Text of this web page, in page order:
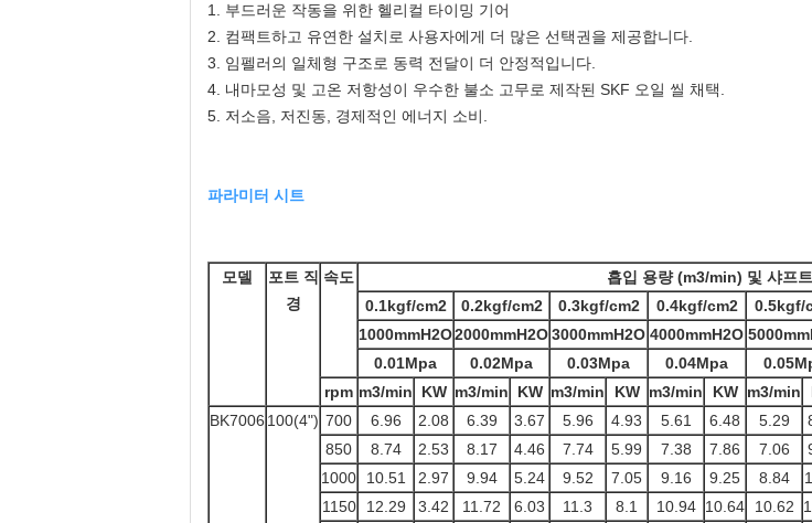
1. 부드러운 작동을 위한 헬리컬 타이밍 기어
2. 컴팩트하고 유연한 설치로 사용자에게 더 많은 선택권을 제공합니다.
3. 임펠러의 일체형 구조로 동력 전달이 더 안정적입니다.
4. 내마모성 및 고온 저항성이 우수한 불소 고무로 제작된 SKF 오일 씰 채택.
5. 저소음, 저진동, 경제적인 에너지 소비.
파라미터 시트
모델
포트 직
경
속도
흡입 용량 (m3/min) 및 샤프
0.1kgf/cm2
0.2kgf/cm2 0.3kgf/cm2 0.4kgf/cm2 0.5kgf/
1000mmH2O2000mmH2O3000mmH2O 4000mmH2O
0.01Mpa
0.02Mpa 0.03Mpa 0.04Mpa
rpm m3/min KW m3/min KW m3/min KW m3/min KW m3/min
BK7006 100(4") 700 6.96 2.08 6.39 3.67 5.96 4.93 5.61 6.48 5.29
850
8.74 2.53 8.17 4.46 7.74 5.99 7.38 7.86 7.06
1000
10.51 2.97 9.94 5.24 9.52 7.05 9.16 9.25 8.84
1150
12.29 3.42 11.72 6.03 11.3 8.1 10.94 10.64 10.62